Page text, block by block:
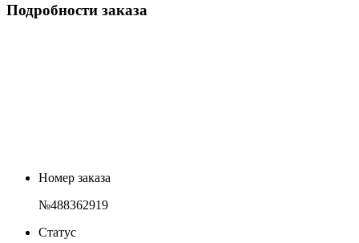
Подробности заказа
Номер заказа
№488362919
Статус